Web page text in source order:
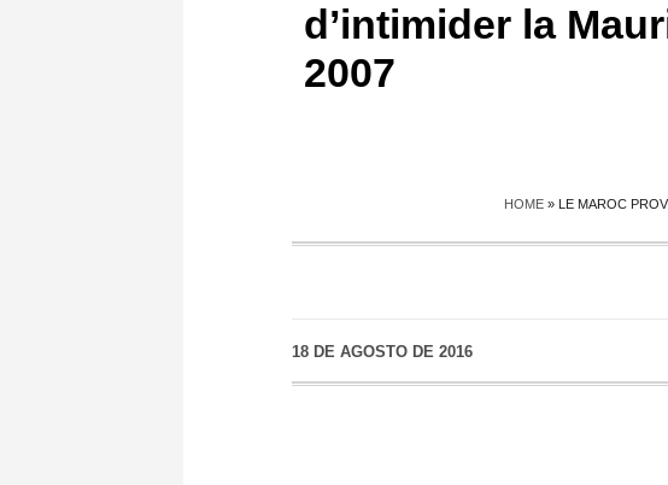
d’intimider la
2007
HOME » LE MAROC
18 DE AGOSTO DE 2016